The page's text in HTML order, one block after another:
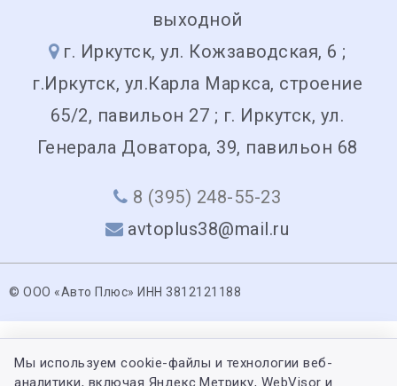
выходной
г. Иркутск, ул. Кожзаводская, 6 ;
г.Иркутск, ул.Карла Маркса, строение
65/2, павильон 27 ; г. Иркутск, ул.
Генерала Доватора, 39, павильон 68
8 (395) 248-55-23
avtoplus38@mail.ru
© ООО «Авто Плюс» ИНН 3812121188
Мы используем cookie-файлы и технологии веб-
аналитики, включая Яндекс.Метрику, WebVisor и